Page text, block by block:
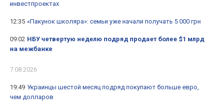
инвестпроектах
12:35 «Пакунок школяра»: семьи уже начали получать 5 000 грн
09:02 НБУ четвертую неделю подряд продает более $1 млрд
на межбанке
7.08.2026
19:49 Украинцы шестой месяц подряд покупают больше евро,
чем долларов